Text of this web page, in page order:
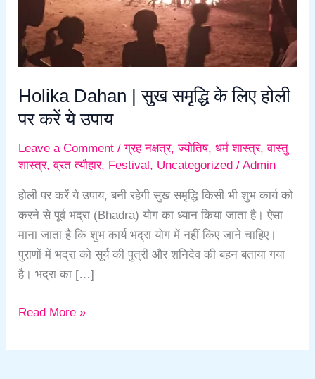
Holika Dahan | सुख समृद्धि के लिए होली
पर करें ये उपाय
Leave a Comment /ग्रह नक्षत्र,ज्योतिष,धर्म शास्त्र,वास्तु
शास्त्र,व्रत त्यौहार, Festival , Uncategorized /Admin
होली पर करें ये उपाय, बनी रहेगी सुख समृद्धि किसी भी शुभ कार्य को
करने से पूर्व भद्रा (Bhadra) योग का ध्यान किया जाता है। ऐसा
माना जाता है कि शुभ कार्य भद्रा योग में नहीं किए जाने चाहिए।
पुराणों में भद्रा को सूर्य की पुत्री और शनिदेव की बहन बताया गया
है। भद्रा का […]
उपाय
Read More »